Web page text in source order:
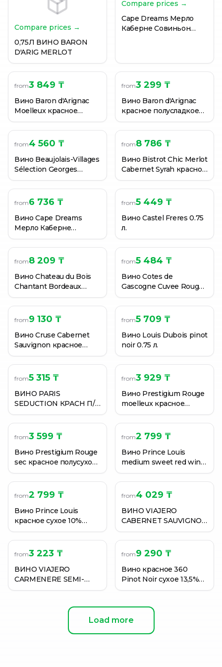
Compare prices →
0,75Л ВИНО BARON
D'ARIG MERLOT
Compare prices →
Cape Dreams Мерло
Каберне Совиньон
from3 849 ₸
Вино Baron d'Arignac
Moelleux красное
полусладкое 12% 0.75 л.
from3 299 ₸
Вино Baron d'Arignac
красное полусладкое
12% 0.75 л. Франция
from4 560 ₸
Вино Beaujolais-Villages
Sélection Georges
Duboeuf 0,75 л
from8 786 ₸
Вино Bistrot Chic Merlot
Cabernet Syrah красное
сухое Франция 0.75 л
from6 736 ₸
Вино Cape Dreams
Мерло Каберне
Совиньон красное
сухое 0.75 л. Франция
from5 449 ₸
Вино Castel Freres 0.75
л.
from8 209 ₸
Вино Chateau du Bois
Chantant Bordeaux
Superieur красное
сухое 13,5% 0,75л.
(Франция)
from5 484 ₸
Вино Cotes de
Gascogne Cuvee Rouge
DOMAINE DE MENARD
0.75 л.
from9 130 ₸
Вино Cruse Cabernet
Sauvignon красное
сухое 0.75 л. Франция
from5 709 ₸
Вино Louis Dubois pinot
noir 0.75 л.
from5 315 ₸
ВИНО PARIS
SEDUCTION КРАСН П/
СЛАД 11,5% 750МЛ
from3 929 ₸
Вино Prestigium Rouge
moelleux красное
полусладкое 12,5% 0,75
л. (Франция)
from3 599 ₸
Вино Prestigium Rouge
sec красное полусухое
12,5% 0,75 л. (Франция)
from2 799 ₸
Вино Prince Louis
medium sweet red wine
красное полусладкое
0,75 л. (Франция)
from2 799 ₸
Вино Prince Louis
красное сухое 10%
0.75л (Франция)
from4 029 ₸
ВИНО VIAJERO
CABERNET SAUVIGNON
КР/СУХ0,75Л
from3 223 ₸
ВИНО VIAJERO
CARMENERE SEMI-
SWEET КР П/СЛ 0,75Л
from9 290 ₸
Вино красное 360
Pinot Noir сухое 13,5%
0,75 л
Load more
ВИНО VIAJERO CABERNET SAUVIGNON КР/СУХ0,75Л
ВИНО VIAJERO CARMENERE SEMI-SWEET КР П/СЛ
Вино красное 360 Pinot Noir сухое 13,5% 0,75 л